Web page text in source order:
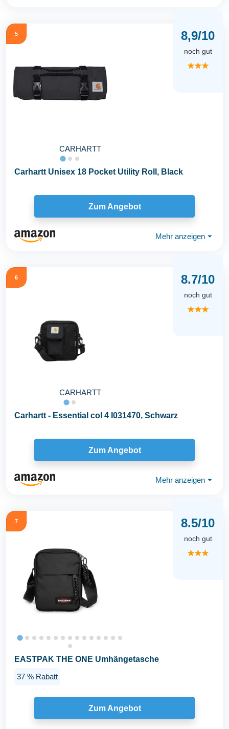
5
CARHARTT
8,9/10
noch gut
★★★
Carhartt Unisex 18 Pocket Utility Roll, Black
Zum Angebot
Mehr anzeigen ⏷
6
CARHARTT
8.7/10
noch gut
★★★
Carhartt - Essential col 4 I031470, Schwarz
Zum Angebot
Mehr anzeigen ⏷
7 8.5/10
noch gut
★★★
EASTPAK THE ONE Umhängetasche
37 % Rabatt
Zum Angebot